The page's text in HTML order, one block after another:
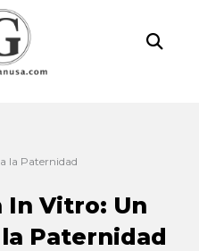
la Paternidad
In Vitro: Un
Paternidad